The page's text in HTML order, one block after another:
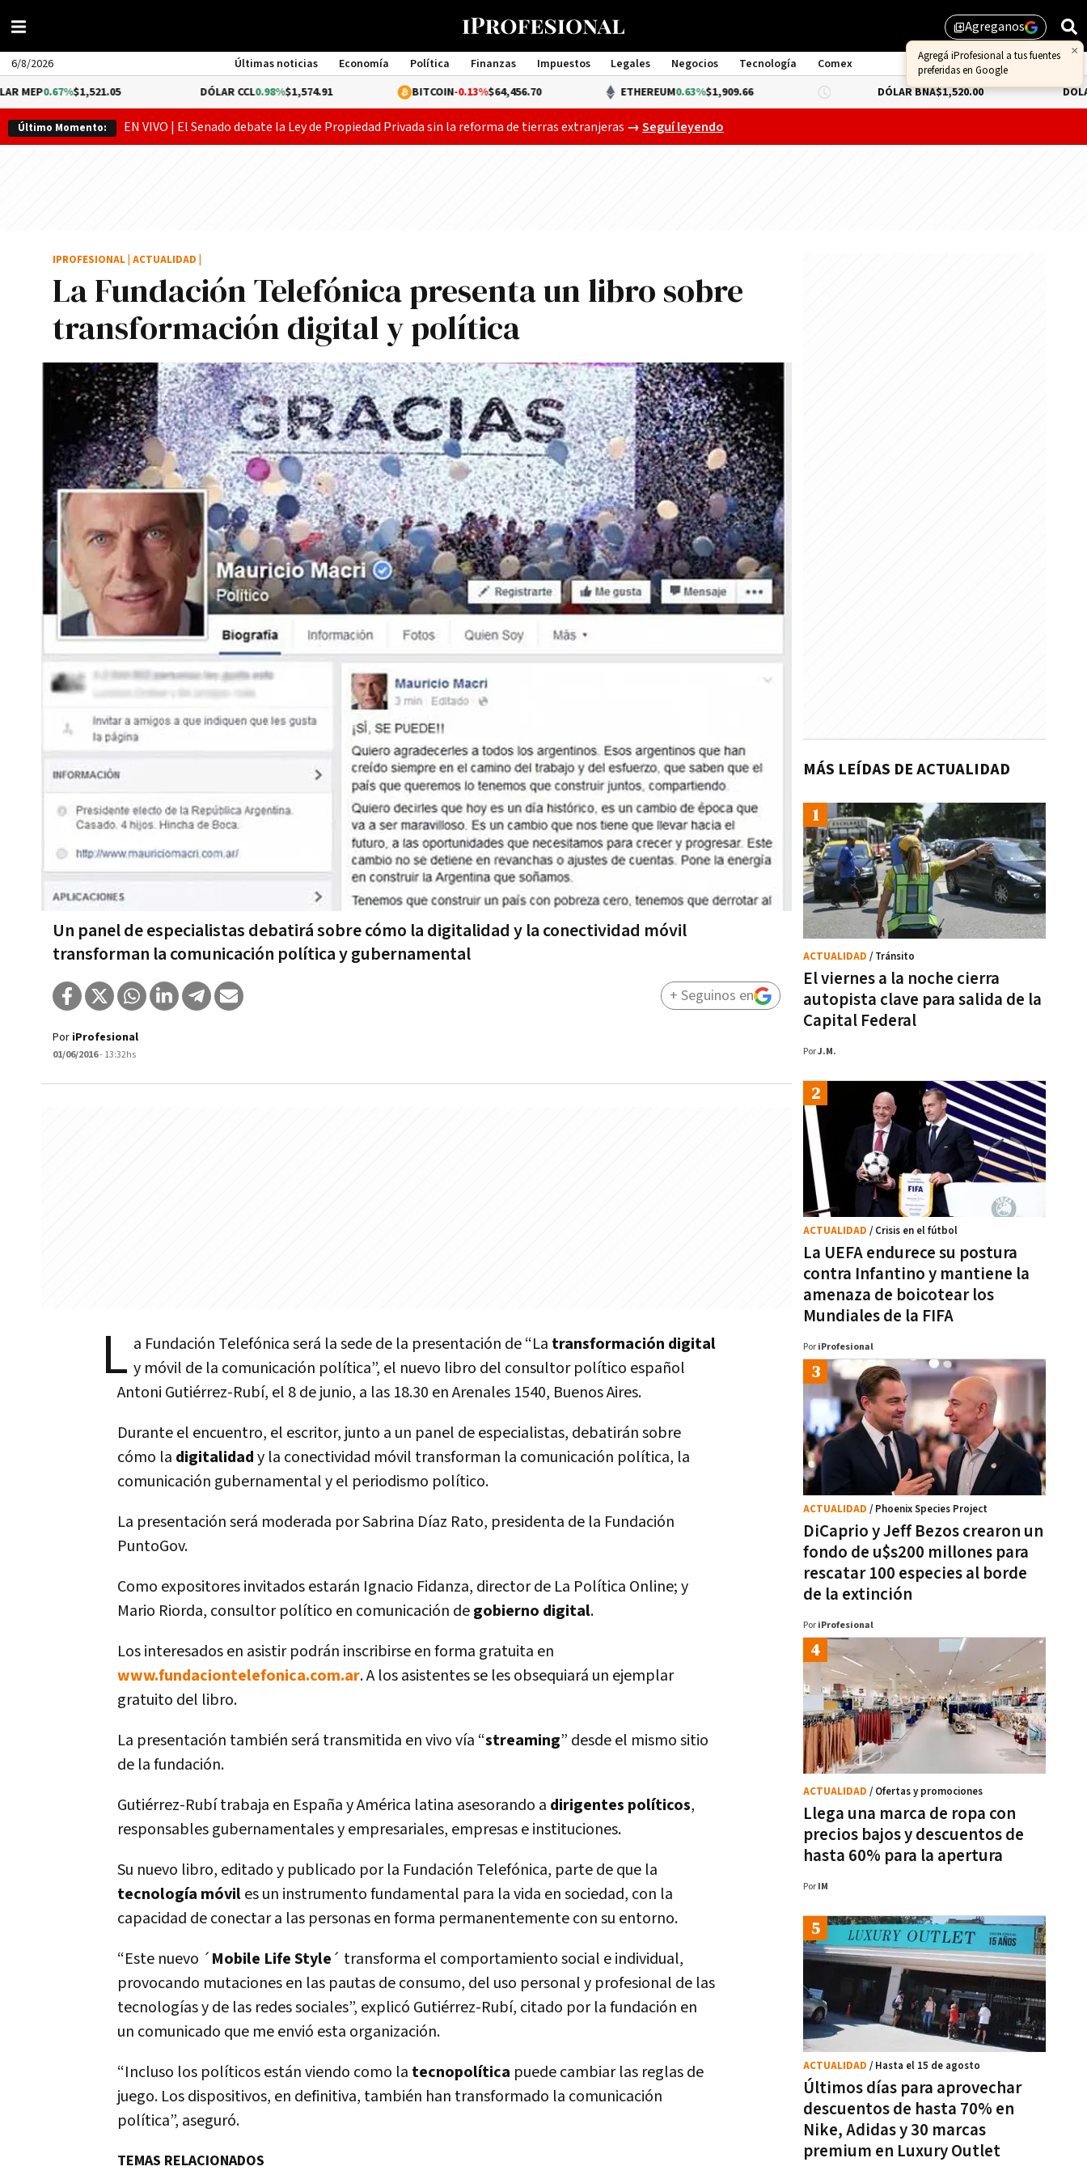
library_addAgreganos
×
Agregá iProfesional a tus fuentes
preferidas en Google
6/8/2026 Últimas noticias Economía Política Finanzas Impuestos Legales Negocios Tecnología
Comex
Management
$1,521.05 0.98%$1,574.91 -0.13%$64,456.70 ETHEREUM 0.63%$1,909.66 DÓLAR BNA$1,520.00 DÓLAR BLUE-
Último Momento: EN VIVO | El Senado debate la Ley de Propiedad Privada sin la reforma de tierras extranjeras Gobierno busca aprobar lo que queda de "propiedad privada" y evitar un
→Seguí leyendo
La Fundación Telefónica presenta un libro sobre
transformación digital y polí­tica
Un panel de especialistas debatirá sobre cómo la digitalidad y la conectividad móvil
transforman la comunicación política y gubernamental
IPROFESIONAL ACTUALIDAD
Por iProfesional
01/06/2016- 13:32hs
+ Seguinos en
L a Fundación Telefónica será la sede de la presentación de “La transformación digital
y móvil de la comunicación política”, el nuevo libro del consultor político español
Antoni Gutiérrez-Rubí, el 8 de junio, a las 18.30 en Arenales 1540, Buenos Aires.
Durante el encuentro, el escritor, junto a un panel de especialistas, debatirán sobre
cómo la digitalidady la conectividad móvil transforman la comunicación política, la
comunicación gubernamental y el periodismo político.
La presentación será moderada por Sabrina Díaz Rato, presidenta de la Fundación
PuntoGov.
Como expositores invitados estarán Ignacio Fidanza, director de La Política Online; y
Mario Riorda, consultor político en comunicación degobierno digital.
Los interesados en asistir podrán inscribirse en forma gratuita en
www.fundaciontelefonica.com.ar. A los asistentes se les obsequiará un ejemplar
gratuito del libro.
La presentación también será transmitida en vivo vía “streaming” desde el mismo sitio
de la fundación.
Gutiérrez-Rubí trabaja en España y América latina asesorando a dirigentes políticos,
responsables gubernamentales y empresariales, empresas e instituciones.
Su nuevo libro, editado y publicado por la Fundación Telefónica, parte de que la
tecnología móviles un instrumento fundamental para la vida en sociedad, con la
capacidad de conectar a las personas en forma permanentemente con su entorno.
“Este nuevo ´Mobile Life Style´ transforma el comportamiento social e individual,
provocando mutaciones en las pautas de consumo, del uso personal y profesional de las
tecnologías y de las redes sociales”, explicó Gutiérrez-Rubí, citado por la fundación en
un comunicado que me envió esta organización.
“Incluso los políticos están viendo como la tecnopolítica puede cambiar las reglas de
juego. Los dispositivos, en definitiva, también han transformado la comunicación
política”, aseguró.
TEMAS RELACIONADOS
MÁS LEÍDAS DE ACTUALIDAD
El viernes a la noche cierra
autopista clave para salida de la
Capital Federal
ACTUALIDAD / Tránsito
PorJ.M.
La UEFA endurece su postura
contra Infantino y mantiene la
amenaza de boicotear los
Mundiales de la FIFA
ACTUALIDAD / Crisis en el fútbol
Por iProfesional
DiCaprio y Jeff Bezos crearon un
fondo de u$s200 millones para
rescatar 100 especies al borde
de la extinción
ACTUALIDAD / Phoenix Species Project
Por iProfesional
Llega una marca de ropa con
precios bajos y descuentos de
hasta 60% para la apertura
ACTUALIDAD / Ofertas y promociones
Por IM
Últimos días para aprovechar
descuentos de hasta 70% en
Nike, Adidas y 30 marcas
premium en Luxury Outlet
ACTUALIDAD / Hasta el 15 de agosto